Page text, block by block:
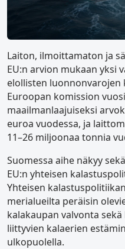
Laiton, ilmoittamaton ja
EU:n arvion mukaan yksi
elollisten luonnonvarojen
Euroopan komission
maailmanlaajuiseksi
euroa vuodessa, ja
11–26 miljoonaa tonnia
Suomessa aihe näkyy
EU:n yhteisen
Yhteisen
merialueilta peräisin
kalakaupan valvonta
liittyvien kalaerien
ulkopuolella.